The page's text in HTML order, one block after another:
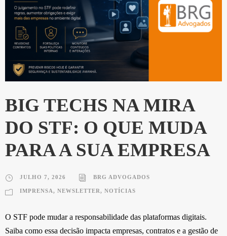
BIG TECHS NA MIRA
DO STF: O QUE MUDA
PARA A SUA EMPRESA
JULHO 7, 2026 BRG ADVOGADOS
IMPRENSA, NEWSLETTER, NOTÍCIAS
O STF pode mudar a responsabilidade das plataformas digitais.
Saiba como essa decisão impacta empresas, contratos e a gestão de